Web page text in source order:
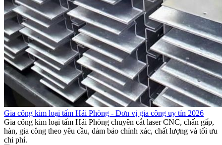
Gia công kim loại tấm Hải Phòng - Đơn vị gia công uy tín 2026
Gia công kim loại tấm Hải Phòng chuyên cắt laser CNC, chấn gấp,
hàn, gia công theo yêu cầu, đảm bảo chính xác, chất lượng và tối ưu
chi phí.